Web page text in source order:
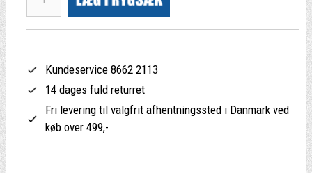
Kundeservice 8662 2113
14 dages fuld returret
Fri levering til valgfrit afhentningssted i Danmark ved
køb over 499,-